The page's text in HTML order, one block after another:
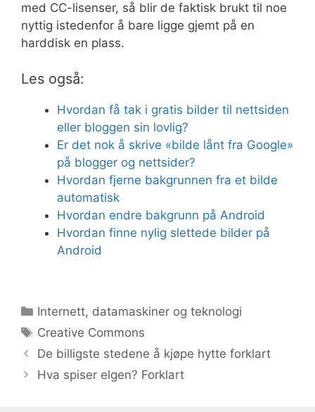
med CC-lisenser, så blir de faktisk brukt til noe
nyttig istedenfor å bare ligge gjemt på en
harddisk en plass.
Les også:
Hvordan få tak i gratis bilder til nettsiden
eller bloggen sin lovlig?
Er det nok å skrive «bilde lånt fra Google»
på blogger og nettsider?
Hvordan fjerne bakgrunnen fra et bilde
automatisk
Hvordan endre bakgrunn på Android
Hvordan finne nylig slettede bilder på
Android
Kategorier
Internett, datamaskiner og teknologi
Stikkord
Creative Commons
De billigste stedene å kjøpe hytte forklart
Hva spiser elgen? Forklart